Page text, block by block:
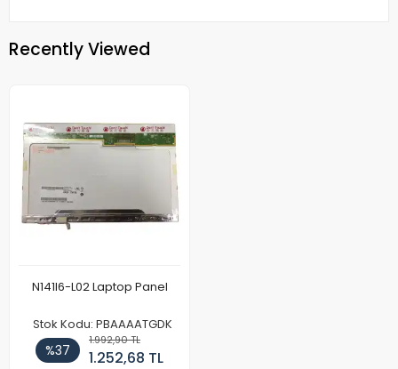
Recently Viewed
N141I6-L02 Laptop Panel
Stok Kodu: PBAAAATGDK
%37
1.992,90 TL
1.252,68 TL